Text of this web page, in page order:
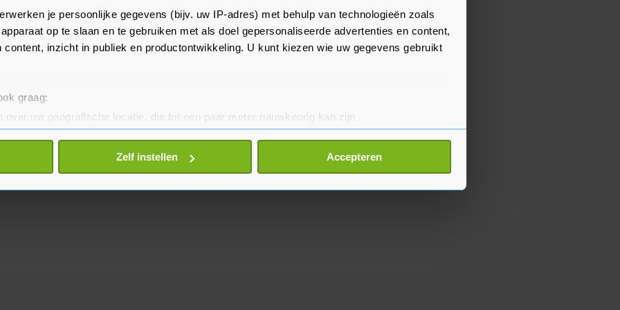
je persoonlijke gegevens (bijv. uw IP-adres) met behulp van technologieën zoals
op te slaan en te gebruiken met als doel gepersonaliseerde advertenties en content,
content, inzicht in publiek en productontwikkeling. U kunt kiezen wie uw gegevens gebruikt
graag:
over uw geografische locatie, die tot een paar meter nauwkeurig kan zijn
door het actief te scannen op specifieke eigenschappen (fingerprinting)
gegevens worden verwerkt en stel uw voorkeuren in het
detailgedeelte
of intrekken in de Cookieverklaring.
Zelf instellen Accepteren
de eerste stappen om de zaak
Canada sloot zich aan in
VN-verdrag ondertekend dat